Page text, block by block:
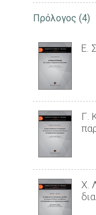
Πρόλογος (4)
Ε.
Γ.
Χ.